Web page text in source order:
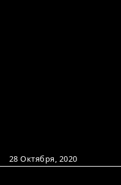
28 Октября, 2020